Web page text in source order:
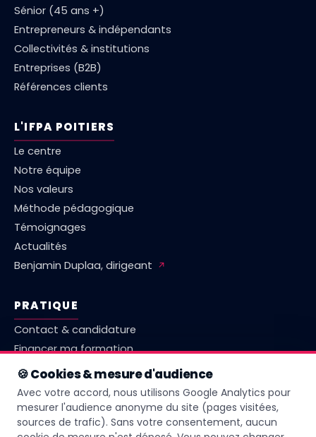
Sénior (45 ans +)
Entrepreneurs & indépendants
Collectivités & institutions
Entreprises (B2B)
Références clients
L'IFPA POITIERS
Le centre
Notre équipe
Nos valeurs
Méthode pédagogique
Témoignages
Actualités
Benjamin Duplaa, dirigeant ↗
PRATIQUE
Contact & candidature
Financer ma formation
Marché emploi Vienne
Comparatif centres Poitiers
Questions fréquentes
Livret d'accueil
🍪 Cookies & mesure d'audience
Avec votre accord, nous utilisons Google Analytics pour
mesurer l'audience anonyme du site (pages visitées,
sources de trafic). Sans votre consentement, aucun